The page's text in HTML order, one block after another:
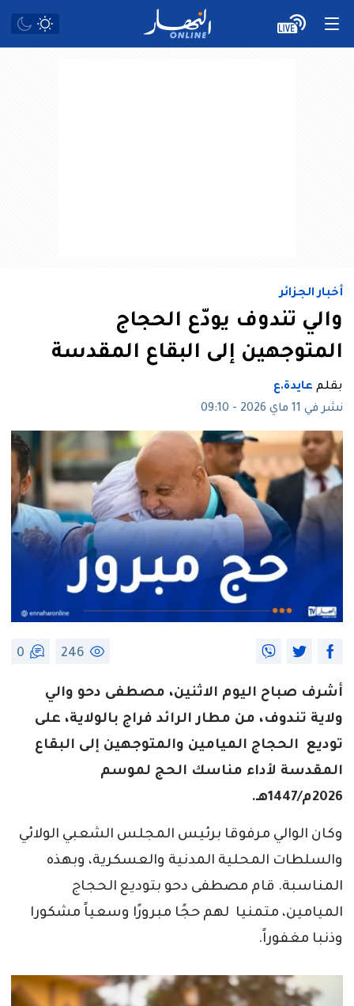
أخبار الجزائر
والي تندوف يودّع الحجاج
المتوجهين إلى البقاع المقدسة
بقلم عايدة.ع
نشر في 11 ماي 2026 - 09:10
246
0
أشرف صباح اليوم الاثنين، مصطفى دحو والي
ولاية تندوف، من مطار الرائد فراج بالولاية، على
توديع الحجاج الميامين والمتوجهين إلى البقاع
المقدسة لأداء مناسك الحج لموسم
2026م/1447هـ.
وكان الوالي مرفوقا برئيس المجلس الشعبي الولائي
والسلطات المحلية المدنية والعسكرية، وبهذه
المناسبة. قام مصطفى دحو بتوديع الحجاج
الميامين، متمنيا لهم حجًا مبرورًا وسعياً مشكورا
وذنبا مغفوراً.